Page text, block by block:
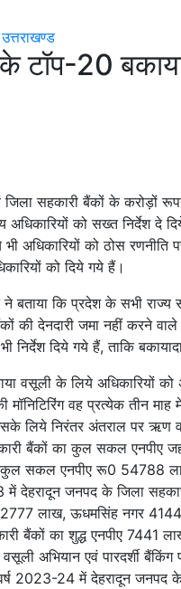
उत्तराखण्ड
टॉप-20
जिला सहकारी बैंकों के करोड़ों
अधिकारियों को सख्त निर्देश
अधिकारियों को ठोस
को दिये गये हैं।
ने बताया कि प्रदेश के सभी
की देनदारी जमा नहीं करने
निर्देश दिये गये हैं, ताकि
वसूली के लिये
वह प्रत्येक तीन
लिये निरंतर अंतराल पर ऋण
बैंकों का कुल सकल
कुल सकल एनपीए रू0 54788
में देहरादून जनपद के जिला
2777 लाख, ऊधमसिंह नगर
बैंकों का शुद्ध एनपीए 7441
अभियान एवं पारदर्शी
2023-24 में देहरादून जनपद